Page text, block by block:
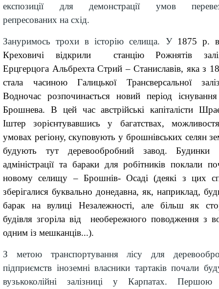
експозиції для демонстрації умов
репресованих на схід.
Зануримось трохи в історію селища. У 1875 р.
Креховичі відкрили станцію Рожнятів з
Ерцгерцога Альбрехта Стрий – Станиславів, яка з
стала часиною Галицької Трансверсальної
Водночас розпочинається новий період
Брошнева. В цей час австрійські капіталісти
Іштер зорієнтувавшись у багатствах,
умовах регіону, скуповують у брошнівських селян
будують тутдеревообробний завод. Будинки
адміністрації та бараки для робітників поклали
новому селищу – Брошнів- Осаді (деякі з цих
зберігалися буквально донедавна, як, наприклад,
барак навулиці Незалежності, але більш як
будівля згоріла від необережного поводження з
одним із мешканців...).
З метою транспортування лісу для
підприємств іноземні власники тартаків почали
вузькоколійні залізниці у Карпатах. Першою